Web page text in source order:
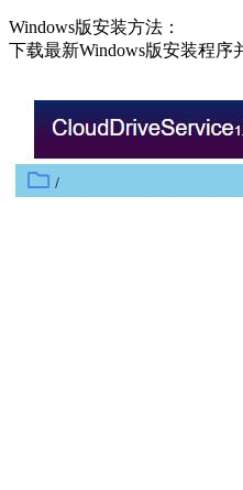
Windows版安装方法：
下载最新Windows版安装程序